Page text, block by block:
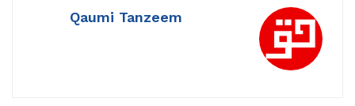
Qaumi Tanzeem